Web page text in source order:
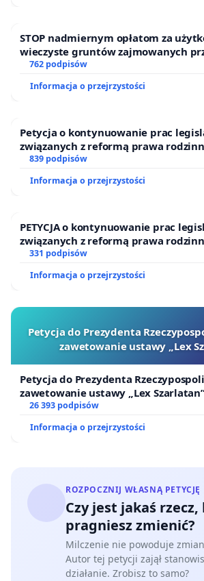
STOP nadmiernym opłatom za
wieczyste gruntów zajmowanych
ogrody działkowe.
762 podpisów
Informacja o przejrzystości
Petycja o kontynuowanie prac
związanych z reformą prawa
839 podpisów
Informacja o przejrzystości
PETYCJA o kontynuowanie prac
związanych z reformą prawa
331 podpisów
Informacja o przejrzystości
Petycja do Prezydenta
zawetowanie ustawy „Lex
Petycja do Prezydenta
zawetowanie ustawy „Lex
26 393 podpisów
Informacja o przejrzystości
ROZPOCZNIJ WŁASNĄ PETYCJĘ
Czy jest jakaś
pragniesz zmienić?
Milczenie nie powoduje
Autor tej petycji zajął
działanie. Zrobisz to samo?